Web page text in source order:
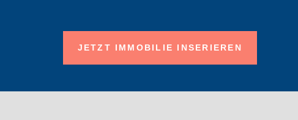
JETZT IMMOBILIE INSERIEREN